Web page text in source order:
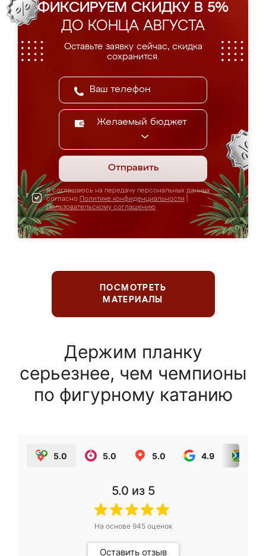
ФИКСИРУЕМ СКИДКУ В 5%
ДО КОНЦА АВГУСТА
Оставьте заявку сейчас, скидка
сохранится.
Желаемый бюджет
Отправить
Я соглашаюсь на передачу персональных данных
согласно Политике конфиденциальности
Пользовательскому соглашению
ПОСМОТРЕТЬ
МАТЕРИАЛЫ
Держим планку
серьезнее, чем чемпионы
по фигурному катанию
5.0 5.0 5.0 4.9
5.0 из 5
На основе 945оценок
Оставить отзыв